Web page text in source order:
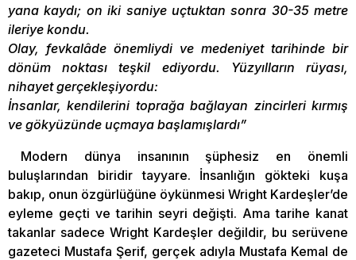
yana kaydı; on iki saniye uçtuktan sonra 30-35 metre
ileriye kondu.
Olay, fevkalâde önemliydi ve medeniyet tarihinde bir
dönüm noktası teşkil ediyordu. Yüzyılların rüyası,
nihayet gerçekleşiyordu:
İnsanlar, kendilerini toprağa bağlayan zincirleri kırmış
ve gökyüzünde uçmaya başlamışlardı”
Modern dünya insanının şüphesiz en önemli
buluşlarından biridir tayyare. İnsanlığın gökteki kuşa
bakıp, onun özgürlüğüne öykünmesi Wright Kardeşler’de
eyleme geçti ve tarihin seyri değişti. Ama tarihe kanat
takanlar sadece Wright Kardeşler değildir, bu serüvene
gazeteci Mustafa Şerif, gerçek adıyla Mustafa Kemal de